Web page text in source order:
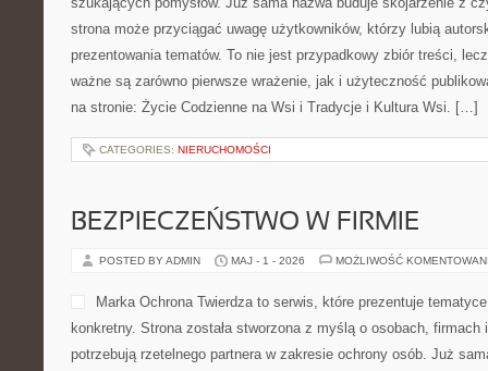
strona może przyciągać uwagę użytkowników, którzy lubią
prezentowania tematów. To nie jest przypadkowy zbiór treści,
ważne są zarówno pierwsze wrażenie, jak i użyteczność
na stronie: Życie Codzienne na Wsi i Tradycje i Kultura Wsi. […]
CATEGORIES: NIERUCHOMOŚCI
BEZPIECZEŃSTWO W FIRMIE
POSTED BY ADMIN MAJ - 1 - 2026 MOŻLIWOŚĆ
Marka Ochrona Twierdza to serwis, które prezentuje
konkretny. Strona została stworzona z myślą o osobach,
potrzebują rzetelnego partnera w zakresie ochrony osób. Już